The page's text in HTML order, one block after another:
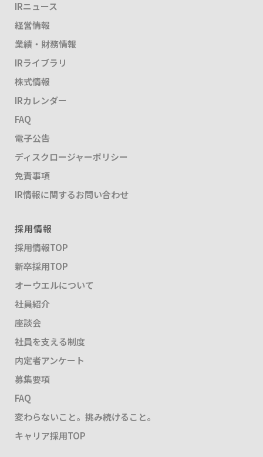
IRニュース
経営情報
業績・財務情報
IRライブラリ
株式情報
IRカレンダー
FAQ
電子公告
ディスクロージャーポリシー
免責事項
IR情報に関するお問い合わせ
採用情報
採用情報TOP
新卒採用TOP
オーウエルについて
社員紹介
座談会
社員を支える制度
内定者アンケート
募集要項
FAQ
変わらないこと。挑み続けること。
キャリア採用TOP